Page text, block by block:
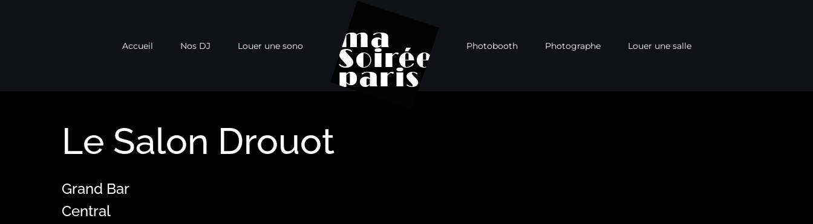
Accueil Nos DJ Louer une sono Photobooth Photographe Louer une salle
Le Salon Drouot
Grand Bar
Central